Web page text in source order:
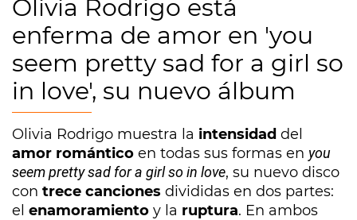
Olivia Rodrigo está
enferma de amor en 'you
seem pretty sad for a girl so
in love', su nuevo álbum
Olivia Rodrigo muestra la intensidad del
amor romántico en todas sus formas en you
seem pretty sad for a girl so in love, su nuevo disco
con trece canciones divididas en dos partes:
el enamoramiento y la ruptura. En ambos